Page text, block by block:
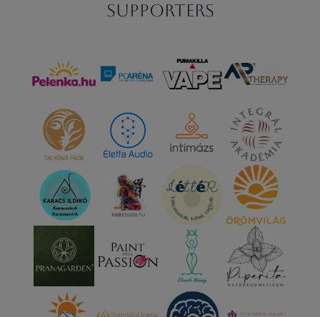
Supporters